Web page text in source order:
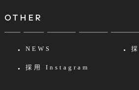
OTHER
NEWS
採用 Instagram